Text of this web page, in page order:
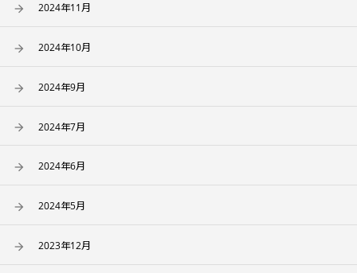
2024年11月
2024年10月
2024年9月
2024年7月
2024年6月
2024年5月
2023年12月